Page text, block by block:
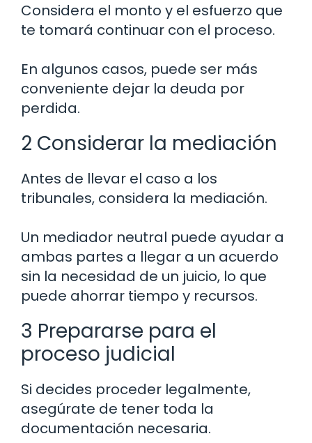
Considera el monto y el esfuerzo que
te tomará continuar con el proceso.
En algunos casos, puede ser más
conveniente dejar la deuda por
perdida.
2 Considerar la mediación
Antes de llevar el caso a los
tribunales, considera la mediación.
Un mediador neutral puede ayudar a
ambas partes a llegar a un acuerdo
sin la necesidad de un juicio, lo que
puede ahorrar tiempo y recursos.
3 Prepararse para el
proceso judicial
Si decides proceder legalmente,
asegúrate de tener toda la
documentación necesaria.